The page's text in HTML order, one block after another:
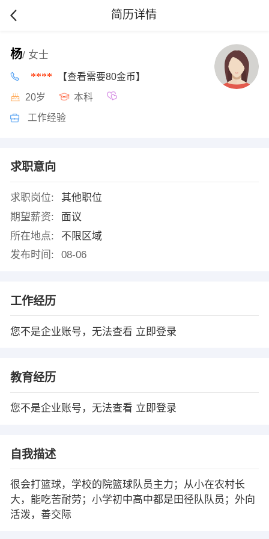
简历详情
杨/ 女士
**** 【查看需要80金币】
20岁 本科
工作经验
求职意向
求职岗位:
其他职位
期望薪资:
面议
所在地点:
不限区域
发布时间:
08-06
工作经历
您不是企业账号，无法查看 立即登录
教育经历
您不是企业账号，无法查看 立即登录
自我描述
很会打篮球，学校的院篮球队员主力；从小在农村长
大，能吃苦耐劳；小学初中高中都是田径队队员；外向
活泼，善交际